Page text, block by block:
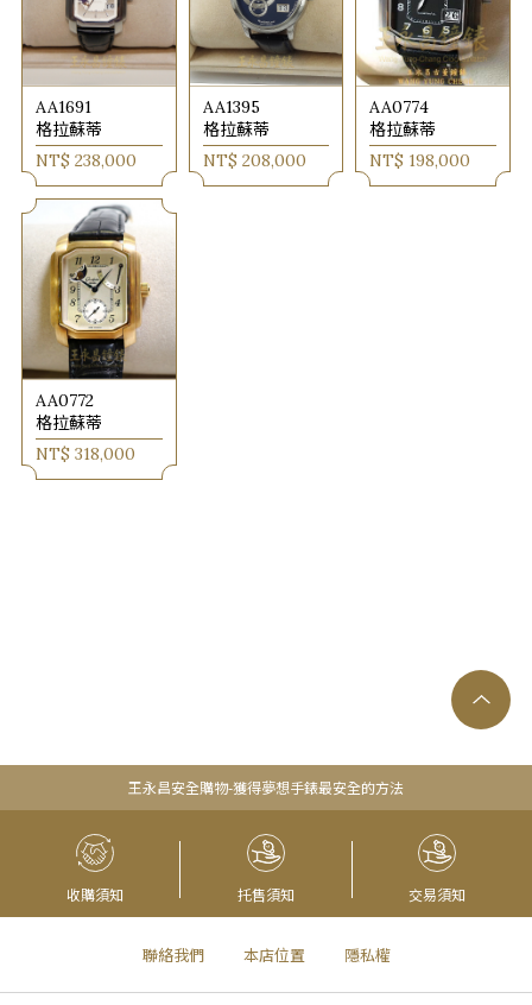
AA1691
格拉蘇蒂
NT$ 238,000
AA1395
格拉蘇蒂
NT$ 208,000
AA0774
格拉蘇蒂
NT$ 198,000
AA0772
格拉蘇蒂
NT$ 318,000
王永昌安全購物-獲得夢想手錶最安全的方法
收購須知 托售須知 交易須知
聯絡我們 本店位置 隱私權